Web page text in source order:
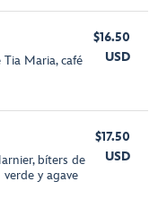
Tia Maria, café
$16.50
USD
bíters de
y agave
$17.50
USD